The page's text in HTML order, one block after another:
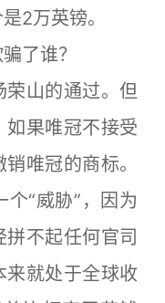
2万英镑。
了谁？
山的通过。但
如果唯冠不接受
唯冠的商标。
“威胁”，因为
不起任何官司
来就处于全球收